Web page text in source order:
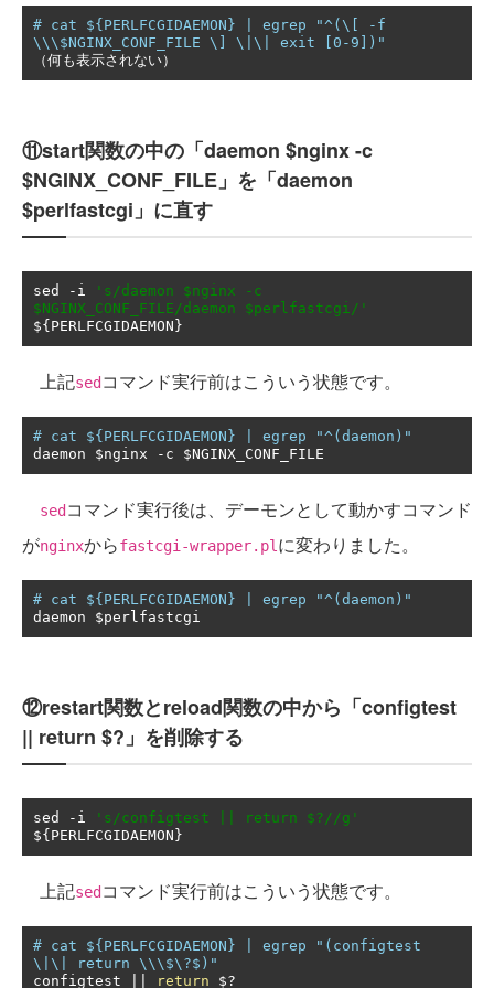
# cat ${PERLFCGIDAEMON} | egrep "^(\[ -f
\\\$NGINX_CONF_FILE \] \|\| exit [0-9])"
（何も表示されない）
⑪start関数の中の「daemon $nginx -c
$NGINX_CONF_FILE」を「daemon
$perlfastcgi」に直す
sed - i
's/daemon $nginx -c
$NGINX_CONF_FILE/daemon $perlfastcgi/'
${ PERLFCGIDAEMON }
上記sed コマンド実行前はこういう状態です。
# cat ${PERLFCGIDAEMON} | egrep "^(daemon)"
daemon $nginx
- c $NGINX_CONF_FILE
sed コマンド実行後は、デーモンとして動かすコマンド
がnginxからfastcgi-wrapper.plに変わりました。
# cat ${PERLFCGIDAEMON} | egrep "^(daemon)"
daemon $perlfastcgi
⑫restart関数とreload関数の中から「configtest
|| return $?」を削除する
sed - i
's/configtest || return $?//g'
${ PERLFCGIDAEMON }
上記sed コマンド実行前はこういう状態です。
# cat ${PERLFCGIDAEMON} | egrep "(configtest
\|\| return \\\$\?$)"
configtest
return $?